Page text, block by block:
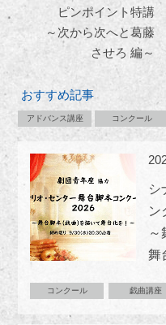
ピンポイント特講
～次から次へと葛藤
させろ 編～
おすすめ記事
アドバンス講座 コンクール
シ
ン
～
舞
コンクール 戯曲講座